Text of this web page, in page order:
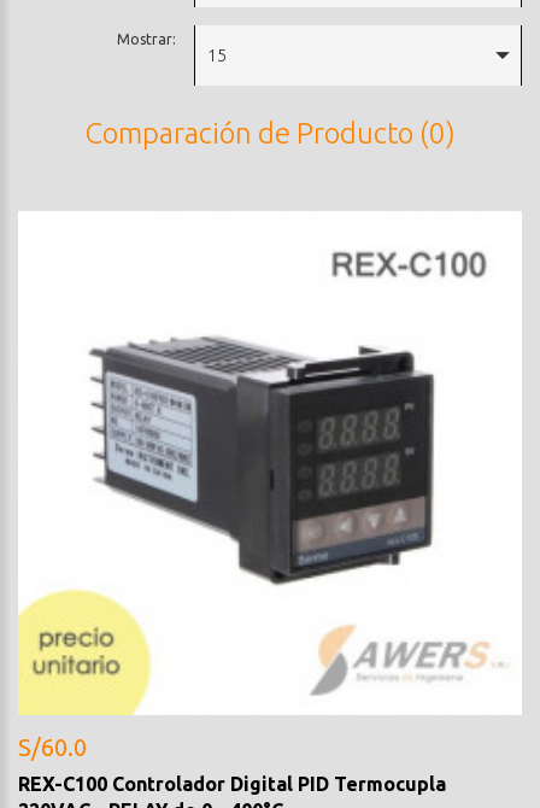
Mostrar:
15
Comparación de Producto (0)
S/60.0
REX-C100 Controlador Digital PID Termocupla